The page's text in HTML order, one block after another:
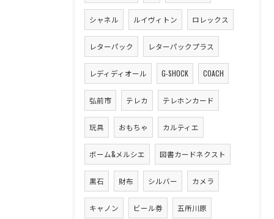
シャネル ルイヴィトン ロレックス
レターパック レターパックプラス
レディディオール G-SHOCK COACH
弘前市 テレカ テレホンカード
玩具 おもちゃ カルティエ
ボーム&メルシエ 図書カードネクスト
黒石 財布 シルバー カメラ
キャノン ビール券 五所川原